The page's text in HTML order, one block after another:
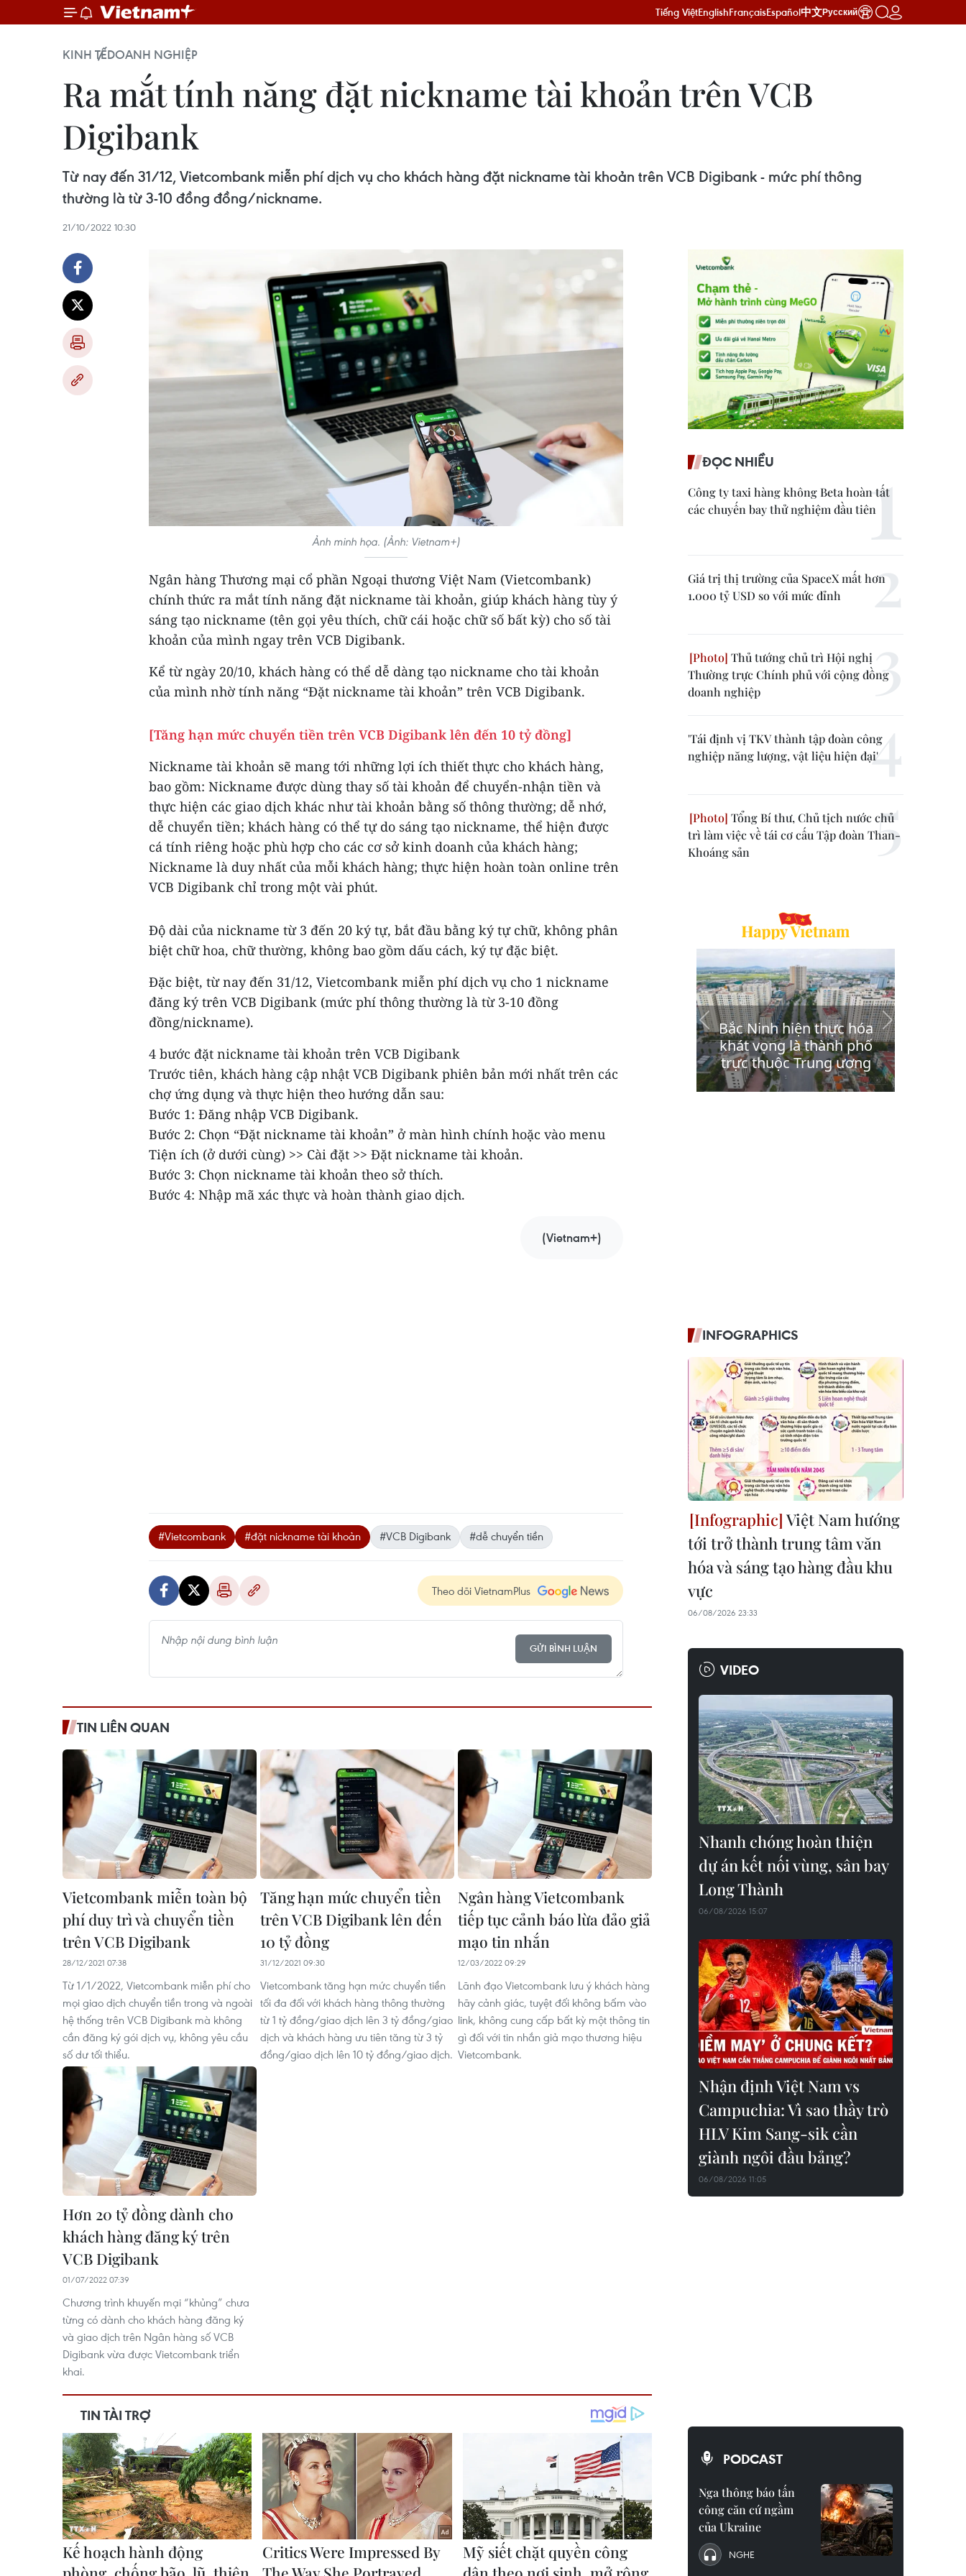
Tiếng ViệtEnglishFrançaisEspañol中文Русский
KINH TẾDOANH NGHIỆP
Ra mắt tính năng đặt nickname tài khoản trên VCB
Digibank
Từ nay đến 31/12, Vietcombank miễn phí dịch vụ cho khách hàng đặt nickname tài khoản trên VCB Digibank - mức phí thông
thường là từ 3-10 đồng đồng/nickname.
21/10/2022 10:30
Ảnh minh họa. (Ảnh: Vietnam+)
Ngân hàng Thương mại cổ phần Ngoại thương Việt Nam (Vietcombank)
chính thức ra mắt tính năng đặt nickname tài khoản, giúp khách hàng tùy ý
sáng tạo nickname (tên gọi yêu thích, chữ cái hoặc chữ số bất kỳ) cho số tài
khoản của mình ngay trên VCB Digibank.
Kể từ ngày 20/10, khách hàng có thể dễ dàng tạo nickname cho tài khoản
của mình nhờ tính năng “Đặt nickname tài khoản” trên VCB Digibank.
[Tăng hạn mức chuyển tiền trên VCB Digibank lên đến 10 tỷ đồng]
Nickname tài khoản sẽ mang tới những lợi ích thiết thực cho khách hàng,
bao gồm: Nickname được dùng thay số tài khoản để chuyển-nhận tiền và
thực hiện các giao dịch khác như tài khoản bằng số thông thường; dễ nhớ,
dễ chuyển tiền; khách hàng có thể tự do sáng tạo nickname, thể hiện được
cá tính riêng hoặc phù hợp cho các cơ sở kinh doanh của khách hàng;
Nickname là duy nhất của mỗi khách hàng; thực hiện hoàn toàn online trên
VCB Digibank chỉ trong một vài phút.
Độ dài của nickname từ 3 đến 20 ký tự, bắt đầu bằng ký tự chữ, không phân
biệt chữ hoa, chữ thường, không bao gồm dấu cách, ký tự đặc biệt.
Đặc biệt, từ nay đến 31/12, Vietcombank miễn phí dịch vụ cho 1 nickname
đăng ký trên VCB Digibank (mức phí thông thường là từ 3-10 đồng
đồng/nickname).
4 bước đặt nickname tài khoản trên VCB Digibank
Trước tiên, khách hàng cập nhật VCB Digibank phiên bản mới nhất trên các
chợ ứng dụng và thực hiện theo hướng dẫn sau:
Bước 1: Đăng nhập VCB Digibank.
Bước 2: Chọn “Đặt nickname tài khoản” ở màn hình chính hoặc vào menu
Tiện ích (ở dưới cùng) >> Cài đặt >> Đặt nickname tài khoản.
Bước 3: Chọn nickname tài khoản theo sở thích.
Bước 4: Nhập mã xác thực và hoàn thành giao dịch.
(Vietnam+)
#Vietcombank #đặt nickname tài khoản #VCB Digibank #dễ chuyển tiền
Theo dõi VietnamPlus
GỬI BÌNH LUẬN
TIN LIÊN QUAN
Vietcombank miễn toàn bộ
phí duy trì và chuyển tiền
trên VCB Digibank
28/12/2021 07:38
Từ 1/1/2022, Vietcombank miễn phí cho
mọi giao dịch chuyển tiền trong và ngoài
hệ thống trên VCB Digibank mà không
cần đăng ký gói dịch vụ, không yêu cầu
số dư tối thiểu.
Tăng hạn mức chuyển tiền
trên VCB Digibank lên đến
10 tỷ đồng
31/12/2021 09:30
Vietcombank tăng hạn mức chuyển tiền
tối đa đối với khách hàng thông thường
từ 1 tỷ đồng/giao dịch lên 3 tỷ đồng/giao
dịch và khách hàng ưu tiên tăng từ 3 tỷ
đồng/giao dịch lên 10 tỷ đồng/giao dịch.
Ngân hàng Vietcombank
tiếp tục cảnh báo lừa đảo giả
mạo tin nhắn
12/03/2022 09:29
Lãnh đạo Vietcombank lưu ý khách hàng
hãy cảnh giác, tuyệt đối không bấm vào
link, không cung cấp bất kỳ một thông tin
gì đối với tin nhắn giả mạo thương hiệu
Vietcombank.
Hơn 20 tỷ đồng dành cho
khách hàng đăng ký trên
VCB Digibank
01/07/2022 07:39
Chương trình khuyến mại “khủng” chưa
từng có dành cho khách hàng đăng ký
và giao dịch trên Ngân hàng số VCB
Digibank vừa được Vietcombank triển
khai.
ĐỌC NHIỀU
Công ty taxi hàng không Beta hoàn tất
các chuyến bay thử nghiệm đầu tiên
Giá trị thị trường của SpaceX mất hơn
1.000 tỷ USD so với mức đỉnh
Thủ tướng chủ trì Hội nghị
Thường trực Chính phủ với cộng đồng
doanh nghiệp
'Tái định vị TKV thành tập đoàn công
nghiệp năng lượng, vật liệu hiện đại'
Tổng Bí thư, Chủ tịch nước chủ
trì làm việc về tái cơ cấu Tập đoàn Than-
Khoáng sản
INFOGRAPHICS
Việt Nam hướng
tới trở thành trung tâm văn
hóa và sáng tạo hàng đầu khu
vực
06/08/2026 23:33
VIDEO
Nhanh chóng hoàn thiện
dự án kết nối vùng, sân bay
Long Thành
06/08/2026 15:07
Nhận định Việt Nam vs
Campuchia: Vì sao thầy trò
HLV Kim Sang-sik cần
giành ngôi đầu bảng?
06/08/2026 11:05
PODCAST
Nga thông báo tấn
công căn cứ ngầm
của Ukraine
NGHE